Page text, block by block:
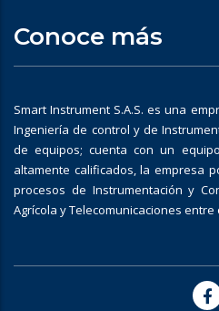
Conoce más
Smart Instrument S.A.S. es una
Ingeniería de control y de
de equipos; cuenta con un
altamente calificados, la empresa
procesos de Instrumentación y
Agrícola y Telecomunicaciones entre